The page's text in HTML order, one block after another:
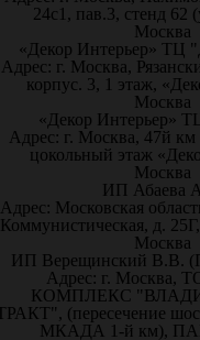
24с1, пав.3, стенд 62
Москва
«Декор Интерьер»
Адрес: г. Москва,
корпус. 3, 1 этаж,
Москва
«Декор Интерьер»
Адрес: г. Москва, 47й
цокольный этаж
Москва
ИП Абаева
Адрес: Московская
Коммунистическая, д.
Москва
ИП Верещинский В.В.
Адрес: г. Москва,
КОМПЛЕКС
(пересечение
МКАДА 1-й км),